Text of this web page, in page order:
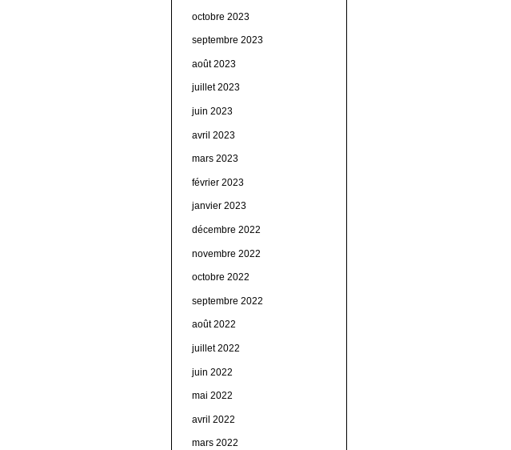
octobre 2023
septembre 2023
août 2023
juillet 2023
juin 2023
avril 2023
mars 2023
février 2023
janvier 2023
décembre 2022
novembre 2022
octobre 2022
septembre 2022
août 2022
juillet 2022
juin 2022
mai 2022
avril 2022
mars 2022